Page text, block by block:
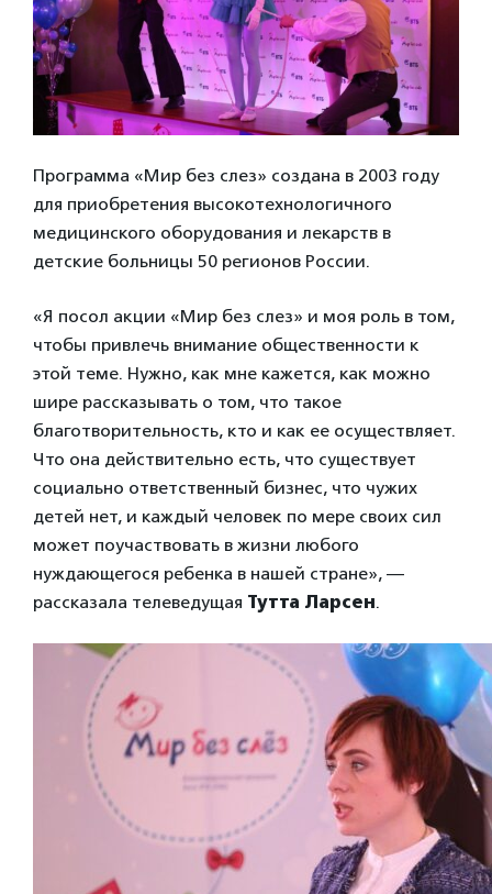
Программа «Мир без слез» создана в 2003 году
для приобретения высокотехнологичного
медицинского оборудования и лекарств в
детские больницы 50 регионов России.
«Я посол акции «Мир без слез» и моя роль в том,
чтобы привлечь внимание общественности к
этой теме. Нужно, как мне кажется, как можно
шире рассказывать о том, что такое
благотворительность, кто и как ее осуществляет.
Что она действительно есть, что существует
социально ответственный бизнес, что чужих
детей нет, и каждый человек по мере своих сил
может поучаствовать в жизни любого
нуждающегося ребенка в нашей стране», —
рассказала телеведущая Тутта Ларсен.